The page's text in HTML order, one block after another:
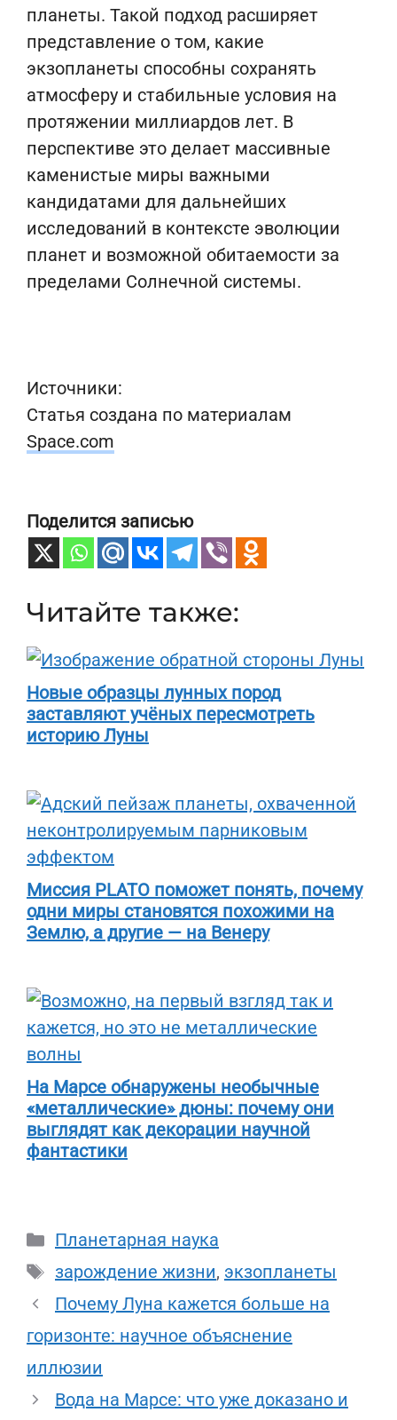
планеты. Такой подход расширяет
представление о том, какие
экзопланеты способны сохранять
атмосферу и стабильные условия на
протяжении миллиардов лет. В
перспективе это делает массивные
каменистые миры важными
кандидатами для дальнейших
исследований в контексте эволюции
планет и возможной обитаемости за
пределами Солнечной системы.
Источники:
Статья создана по материалам
Space.com
Поделится записью
Читайте также:
Новые образцы лунных пород
заставляют учёных пересмотреть
историю Луны
Миссия PLATO поможет понять, почему
одни миры становятся похожими на
Землю, а другие — на Венеру
На Марсе обнаружены необычные
«металлические» дюны: почему они
выглядят как декорации научной
фантастики
Рубрики
Планетарная наука
Метки
зарождение жизни, экзопланеты
Почему Луна кажется больше на
горизонте: научное объяснение
иллюзии
Вода на Марсе: что уже доказано и